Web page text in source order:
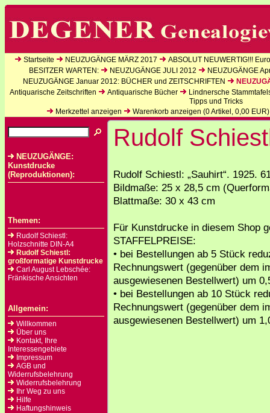
Startseite NEUZUGÄNGE MÄRZ 2017
ABSOLUT NEUWERTIG!!!
BESITZER WARTEN:
NEUZUGÄNGE JULI 2012
NEUZUGÄNGE
NEUZUGÄNGE Januar 2012: BÜCHER und ZEITSCHRIFTEN
Antiquarische Zeitschriften
Antiquarische Bücher
Lindnersche
Tipps und Tricks
Merkzettel anzeigen
Warenkorb anzeigen (0Artikel, 0,00 EUR)
NEUZUGÄNGE:
Kunstdrucke
(Reproduktionen):
Themen:
Rudolf Schiestl:
Holzschnitte DIN-A4
Rudolf Schiestl:
großformatige Kunstdrucke
Carl August Lebschée:
Fränkische Ansichten
Allgemein:
Willkommen
Über uns
Kontakt, Ihre
Interessengebiete
Impressum
AGB und
Widerrufsbelehrung
Widerrufsbelehrung
Ihr Weg zu uns
Hilfe
Haftungshinweis
Rudolf
Rudolf Schiestl: „Sauhirt“. 1925.
Bildmaße: 25 x 28,5 cm
Blattmaße: 30 x 43 cm
Für Kunstdrucke in diesem Shop
STAFFELPREISE:
• bei Bestellungen ab 5 Stück
Rechnungswert (gegenüber dem
ausgewiesenen Bestellwert) um
• bei Bestellungen ab 10 Stück
Rechnungswert (gegenüber dem
ausgewiesenen Bestellwert) um